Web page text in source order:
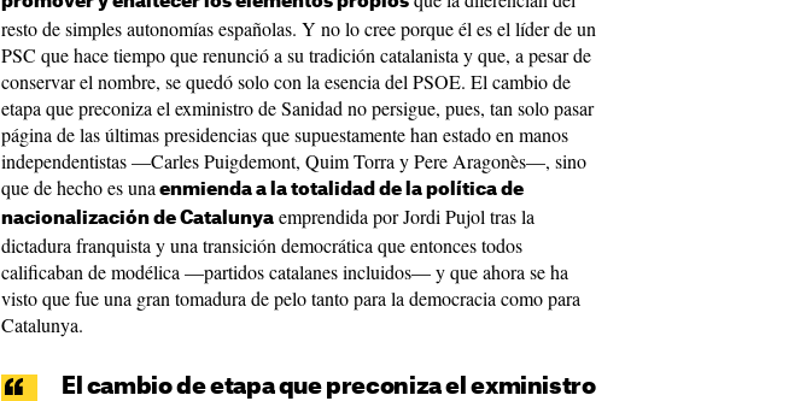
resto de simples autonomías españolas. Y no lo cree porque él es el líder de un
PSC que hace tiempo que renunció a su tradición catalanista y que, a pesar de
conservar el nombre, se quedó solo con la esencia del PSOE. El cambio de
etapa que preconiza el exministro de Sanidad no persigue, pues, tan solo pasar
página de las últimas presidencias que supuestamente han estado en manos
independentistas —Carles Puigdemont, Quim Torra y Pere Aragonès—, sino
que de hecho es una enmienda a la totalidad de la política de
nacionalización de Catalunya emprendida por Jordi Pujol tras la
dictadura franquista y una transición democrática que entonces todos
calificaban de modélica —partidos catalanes incluidos— y que ahora se ha
visto que fue una gran tomadura de pelo tanto para la democracia como para
Catalunya.
El cambio de etapa que preconiza el exministro